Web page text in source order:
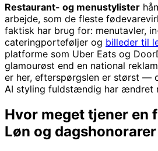
Restaurant- og menustylister
arbejde, som de fleste
faktisk har brug for: menutavler,
cateringporteføljer og billeder til
platforme som Uber Eats og
glamourøst end en national
er her, efterspørgslen er størst —
AI styling fuldstændig har ændret
Hvor meget tjener en
Løn og dagshonorarer